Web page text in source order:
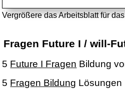
Vergrößere das Arbeitsblatt für
Fragen Future I / will-
5 Future I Fragen Bildung
5 Fragen Bildung Lösungen